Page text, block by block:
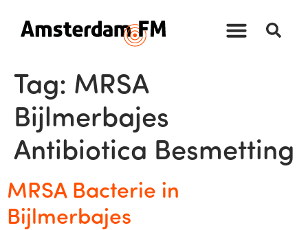
Tag: MRSA
Bijlmerbajes
Antibiotica Besmetting
MRSA Bacterie in
Bijlmerbajes